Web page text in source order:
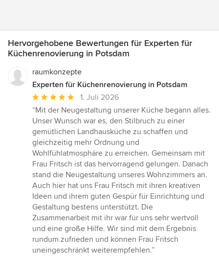
Hervorgehobene Bewertungen für Experten für
Küchenrenovierung in Potsdam
raumkonzepte
Experten für Küchenrenovierung in Potsdam
Durchschnittliche
Bewertung:
5
von
5
Sternen
1. Juli 2026
“Mit der Neugestaltung unserer Küche begann alles.
Unser Wunsch war es, den Stilbruch zu einer
gemütlichen Landhausküche zu schaffen und
gleichzeitig mehr Ordnung und
Wohlfühlatmosphäre zu erreichen. Gemeinsam mit
Frau Fritsch ist das hervorragend gelungen. Danach
stand die Neugestaltung unseres Wohnzimmers an.
Auch hier hat uns Frau Fritsch mit ihren kreativen
Ideen und ihrem guten Gespür für Einrichtung und
Gestaltung bestens unterstützt. Die
Zusammenarbeit mit ihr war für uns sehr wertvoll
und eine große Hilfe. Wir sind mit dem Ergebnis
rundum zufrieden und können Frau Fritsch
uneingeschränkt weiterempfehlen.”